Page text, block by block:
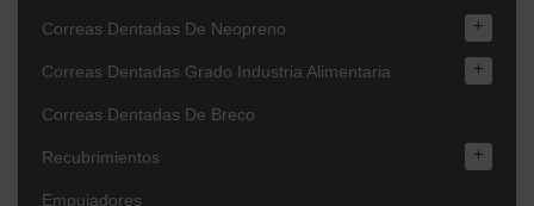
Correas Dentadas De Neopreno +
Correas Dentadas Grado Industria Alimentaria +
Correas Dentadas De Breco
Recubrimientos +
Empujadores